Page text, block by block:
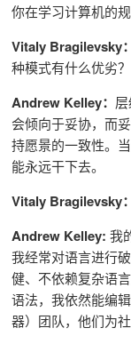
你在学习计算机的
Vitaly Bragilevsky：
种模式有什么优劣？
Andrew Kelley：
会倾向于妥协，而
持愿景的一致性。
能永远干下去。
Vitaly Bragilevsky：
Andrew Kelley: 我
我经常对语言进行
健、不依赖复杂语
语法，我依然能编
器）团队，他们为